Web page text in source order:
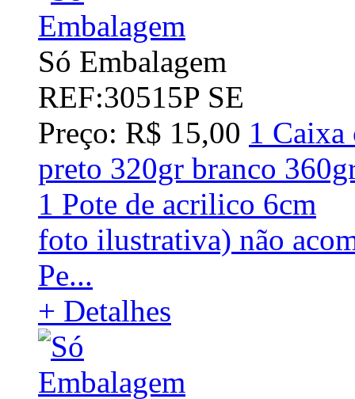
Só Embalagem
REF:30515P SE
Preço: R$ 15,00 1 Caixa
preto 320gr branco
1 Pote de acrilico 6cm
foto ilustrativa) não
Pe...
+ Detalhes